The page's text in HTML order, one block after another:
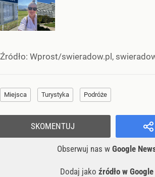
Źródło: Wprost/swieradow.pl,
Miejsca Turystyka Podróże
Obserwuj nas w Google
Dodaj jako źródło w Google
SKOMENTUJ